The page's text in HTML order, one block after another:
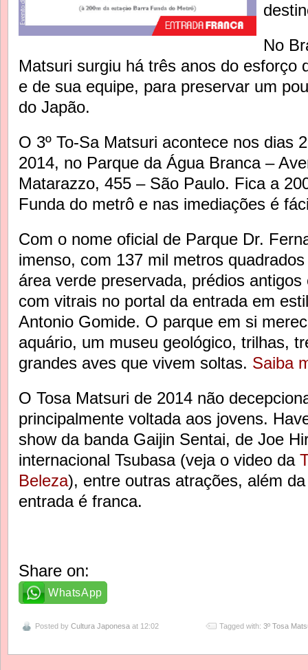
No
Matsuri surgiu há três anos do esforço
e de sua equipe, para preservar um
do Japão.
O 3º To-Sa Matsuri acontece nos dias
2014, no Parque da Água Branca –
Matarazzo, 455 – São Paulo. Fica a
Funda do metrô e nas imediações é
Com o nome oficial de Parque Dr.
imenso, com 137 mil metros
área verde preservada, prédios
com vitrais no portal da entrada em
Antonio Gomide. O parque em si
aquário, um museu geológico, trilhas,
grandes aves que vivem soltas. Saiba
O Tosa Matsuri de 2014 não
principalmente voltada aos jovens.
show da banda Gaijin Sentai, de Joe
internacional Tsubasa (veja o video da
Beleza), entre outras atrações, além
entrada é franca.
Share on:
WhatsApp
Posted by Cultura Japonesa at 12:02 Tagged with: 3º Tosa